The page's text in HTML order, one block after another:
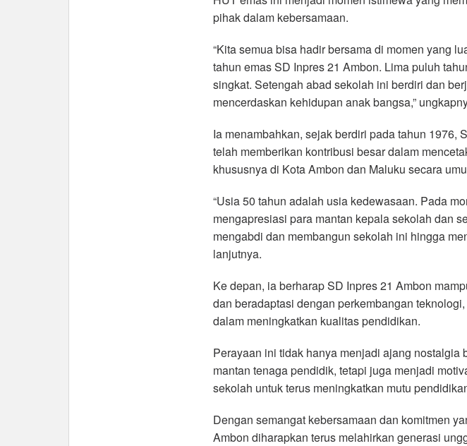
pihak dalam kebersamaan.
“Kita semua bisa hadir bersama di momen yang
tahun emas SD Inpres 21 Ambon. Lima puluh
singkat. Setengah abad sekolah ini berdiri dan
mencerdaskan kehidupan anak bangsa,”
Ia menambahkan, sejak berdiri pada tahun 1976,
telah memberikan kontribusi besar dalam
khususnya di Kota Ambon dan Maluku secara
“Usia 50 tahun adalah usia kedewasaan. Pada
mengapresiasi para mantan kepala sekolah dan
mengabdi dan membangun sekolah ini hingga
lanjutnya.
Ke depan, ia berharap SD Inpres 21 Ambon
dan beradaptasi dengan perkembangan
dalam meningkatkan kualitas pendidikan.
Perayaan ini tidak hanya menjadi ajang nostalgia
mantan tenaga pendidik, tetapi juga menjadi
sekolah untuk terus meningkatkan mutu
Dengan semangat kebersamaan dan komitmen
Ambon diharapkan terus melahirkan generasi